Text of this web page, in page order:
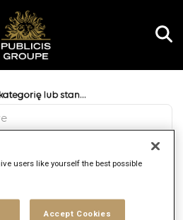
Odległość
users like yourself the best possible
Accept Cookies